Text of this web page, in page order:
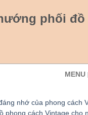
phối
MENU
nhớ của phong cách
phong cách Vintage cho